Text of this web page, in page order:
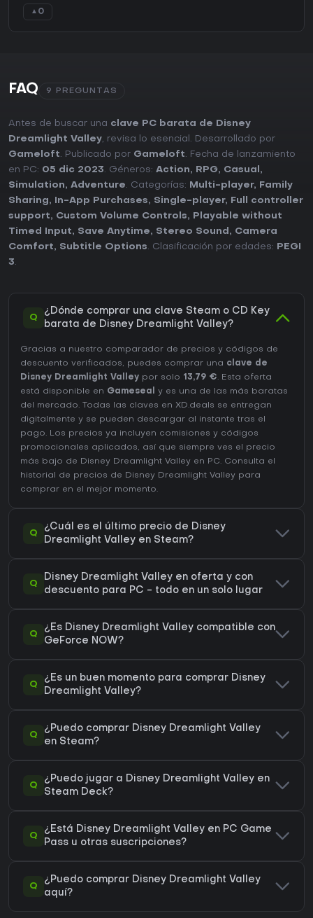
▲ 0
FAQ 9 PREGUNTAS
Antes de buscar una clave PC barata de Disney
Dreamlight Valley, revisa lo esencial. Desarrollado por
Gameloft. Publicado por Gameloft. Fecha de lanzamiento
en PC: 05 dic 2023. Géneros: Action, RPG, Casual ,
Simulation, Adventure. Categorías: Multi-player,
Family
Sharing, In-App Purchases, Single-player,
Full controller
support, Custom Volume Controls,
Playable without
Timed Input, Save Anytime, Stereo Sound , Camera
Comfort, Subtitle Options. Clasificación por edades:
PEGI
3.
Q
¿Dónde comprar una clave Steam o CD Key
barata de Disney Dreamlight Valley?
Gracias a nuestro comparador de precios y códigos de
descuento verificados, puedes comprar una clave de
Disney Dreamlight Valley por solo 13,79 €. Esta oferta
está disponible en Gameseal
y es una de las más baratas
del mercado. Todas las claves en XD.deals se entregan
digitalmente y se pueden descargar al instante tras el
pago. Los precios ya incluyen comisiones y códigos
promocionales aplicados, así que siempre ves el precio
más bajo de Disney Dreamlight Valley en PC. Consulta el
historial de precios de Disney Dreamlight Valley para
comprar en el mejor momento.
Q
¿Cuál es el último precio de Disney
Dreamlight Valley en Steam?
Q
Disney Dreamlight Valley en oferta y con
descuento para PC - todo en un solo lugar
Q
¿Es Disney Dreamlight Valley compatible con
GeForce NOW?
Q
¿Es un buen momento para comprar Disney
Dreamlight Valley?
Q
¿Puedo comprar Disney Dreamlight Valley
en Steam?
Q
¿Puedo jugar a Disney Dreamlight Valley en
Steam Deck?
Q
¿Está Disney Dreamlight Valley en PC Game
Pass u otras suscripciones?
Q
¿Puedo comprar Disney Dreamlight Valley
aquí?